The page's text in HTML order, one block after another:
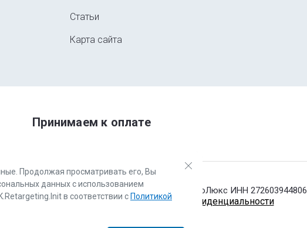
Статьи
Карта сайта
Принимаем к оплате
© 2016 - 2026 Центр АвтоЛюкс ИНН 272603944806
Политика конфиденциальности
Продолжая просматривать его, Вы
данных с использованием
в соответствии с Политикой